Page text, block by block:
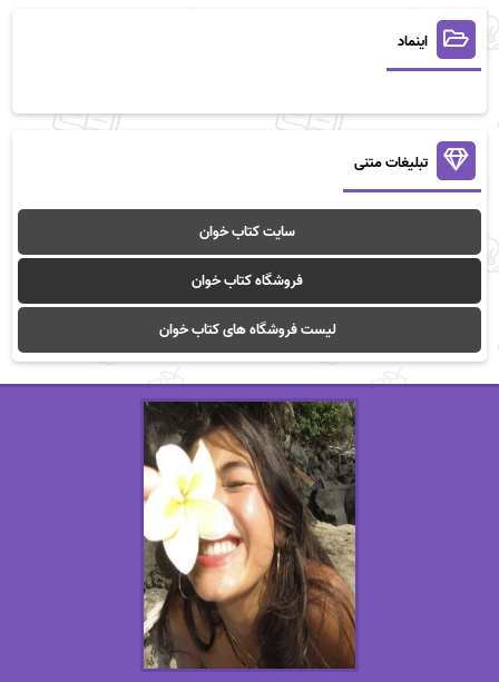
اینماد
تبلیغات متنی
سایت کتاب خوان
فروشگاه کتاب خوان
لیست فروشگاه های کتاب خوان